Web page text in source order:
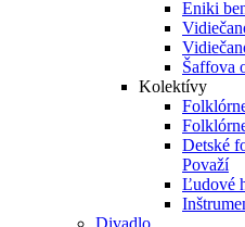
Eniki
Šaffova
Kolektívy
Detské
Považí
Ľudové
Divadlo